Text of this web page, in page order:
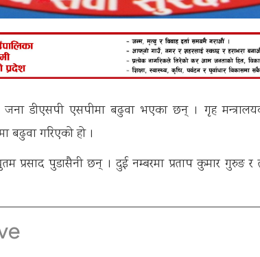
जना डीएसपी एसपीमा बढुवा भएका छन् । गृह
बढुवा गरिएको हो ।
प्रसाद पुडासैनी छन् । दुई नम्बरमा प्रताप कुमार गुरुङ र